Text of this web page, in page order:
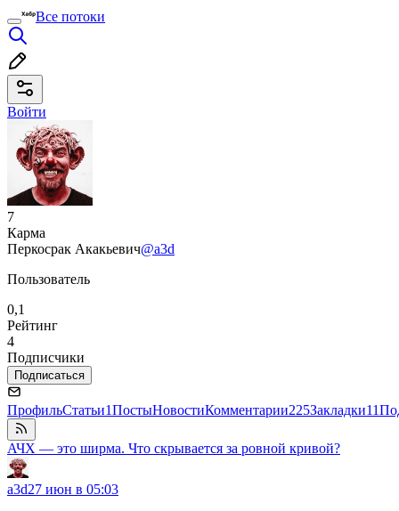
Все потоки
Войти
7
Карма
Перкосрак Акакьевич@a3d
Пользователь
0,1
Рейтинг
4
Подписчики
Подписаться
ПрофильСтатьи1ПостыНовостиКомментарии225Закладки11
АЧХ — это ширма. Что скрывается за ровной кривой?
a3d27 июн в 05:03